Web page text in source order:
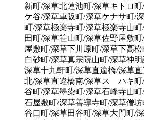
新町/深草北蓮池町/深草キトロ
ケ谷/深草車阪町/深草ケナサ町/
町/深草極楽寺町/深草極楽寺山
田町/深草笹山町/深草佐野屋敷
屋敷町/深草下川原町/深草下高
白砂町/深草真宗院山町/深草神
深草十九軒町/深草直違橋/深草
北/深草直違橋南/深草スゝハキ
谷町/深草墨染町/深草石峰寺山
石屋敷町/深草善導寺町/深草僧
谷口町/深草田谷町/深草大門町/